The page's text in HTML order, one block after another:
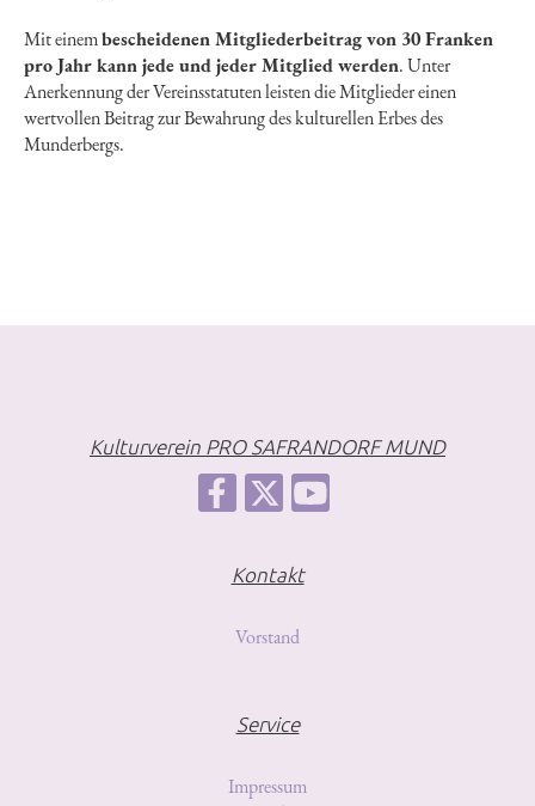
Mit einembescheidenen Mitgliederbeitrag von 30 Franken
pro Jahr kann jede und jeder Mitglied werden. Unter
Anerkennung der Vereinsstatuten leisten die Mitglieder einen
wertvollen Beitrag zur Bewahrung des kulturellen Erbes des
Munderbergs.
Kulturverein PRO SAFRANDORF MUND
Kontakt
Vorstand
Service
Impressum